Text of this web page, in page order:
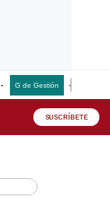
G de Gestión
SUSCRÍBETE